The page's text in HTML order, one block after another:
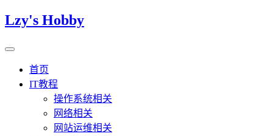
Lzy's Hobby
首页
IT教程
操作系统相关
网络相关
网站运维相关